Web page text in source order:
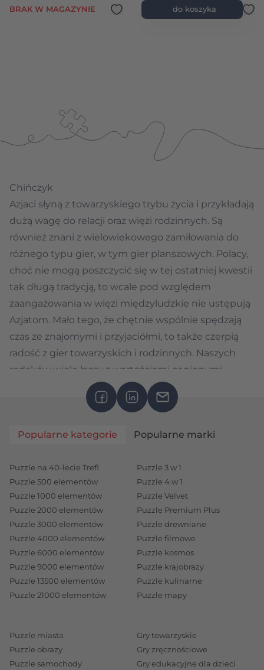
BRAK W MAGAZYNIE do koszyka
Chińczyk
Azjaci słyną z towarzyskiego trybu życia i przykładają
dużą wagę do relacji oraz więzi rodzinnych. Są
również znani z wielowiekowego zamiłowania do
różnego typu gier, w tym gier planszowych. Polacy,
choć nie mogą poszczycić się w tej ostatniej kwestii
tak długą tradycją, to wcale pod względem
zaangażowania w więzi międzyludzkie nie ustępują
Azjatom. Mało tego, że chętnie wspólnie spędzają
czas ze znajomymi i przyjaciółmi, to także czerpią
radość z gier towarzyskich i rodzinnych. Naszych
rodaków wiele łączy z wartościami cenionymi
również w odległej Azji, dlatego też podpowiemy
Wam jak kultywować te wartości na bazie...
Chińczyk - gra planszowa przeznaczona dla dwóch
Niemczech na podstawie hinduskiej gry pachisi. Jej
pomysłodawcą był niemiecki przedsiębiorca Josef
Friedrich Schmidt, który grze nadał osobliwą nazwę
tłumaczeniu z języka niemieckiego oznacza
"Człowieku, nie irytuj się!". I to Trefl zwykle
rekomenduje swoim Klientom!
Przejdźmy do wyjaśnienia podstawowych zasad gry
Chińczyk. Następnie zaprezentujemy różne wersje
produktowej. Gra Chińczyk w każdej odsłonie
zawiera planszę i niezbędne do rozgrywki pionki (z
reguły po cztery sztuki w czterech różnych
Popularne kategorie Popularne marki
Puzzle na 40-lecie Trefl
Puzzle 500 elementów
Puzzle 1000 elementów
Puzzle 2000 elementów
Puzzle 3000 elementów
Puzzle 4000 elementów
Puzzle 6000 elementów
Puzzle 9000 elementów
Puzzle 13500 elementów
Puzzle 21000 elementów
Puzzle 3 w 1
Puzzle 4 w 1
Puzzle Velvet
Puzzle Premium Plus
Puzzle drewniane
Puzzle filmowe
Puzzle kosmos
Puzzle krajobrazy
Puzzle kulinarne
Puzzle mapy
Puzzle miasta
Puzzle obrazy
Puzzle samochody
Gry towarzyskie
Gry zręcznościowe
Gry edukacyjne dla dzieci